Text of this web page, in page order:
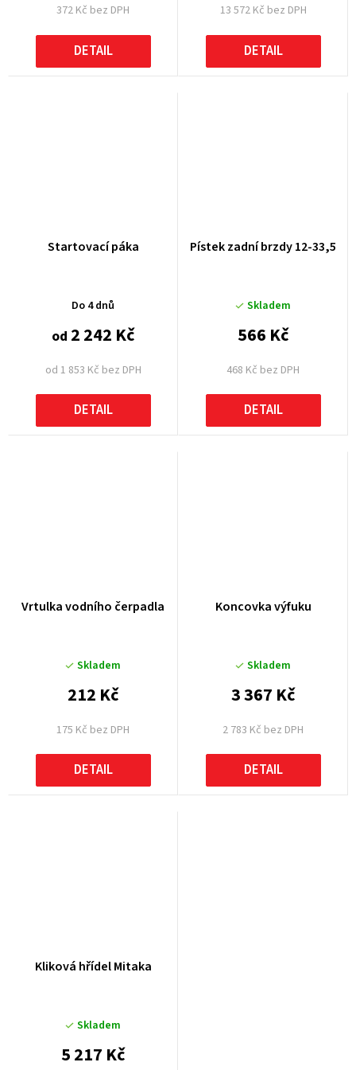
372 Kč bez DPH
DETAIL
13 572 Kč bez DPH
DETAIL
Startovací páka
Do 4 dnů
od 1 853 Kč bez DPH
od 2 242 Kč
DETAIL
Pístek zadní brzdy 12-33,5
Skladem
468 Kč bez DPH
566 Kč
DETAIL
Vrtulka vodního čerpadla
Skladem
175 Kč bez DPH
212 Kč
DETAIL
Koncovka výfuku
Skladem
2 783 Kč bez DPH
3 367 Kč
DETAIL
Kliková hřídel Mitaka
Skladem
5 217 Kč